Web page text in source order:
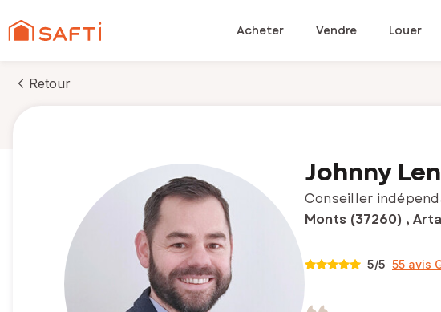
Acheter Vendre Louer
Retour
Johnny
Conseiller
Monts (37260) ,
5/5 55 avis